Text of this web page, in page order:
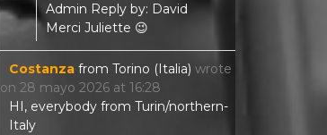
Admin Reply by: David
Merci Juliette 😉
Costanza from Torino (Italia) wrote
on 28 mayo 2026 at 16:28
HI, everybody from Turin/northern-
Italy